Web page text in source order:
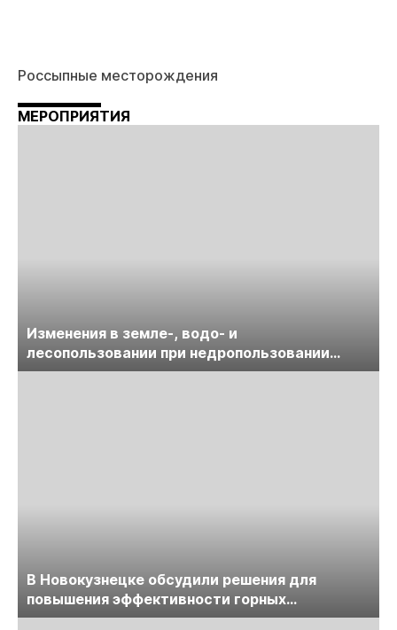
Россыпные месторождения
МЕРОПРИЯТИЯ
Изменения в земле-, водо- и
лесопользовании при недропользовании
обсудят на семинаре «ПравоТЭК»
В Новокузнецке обсудили решения для
повышения эффективности горных
предприятий